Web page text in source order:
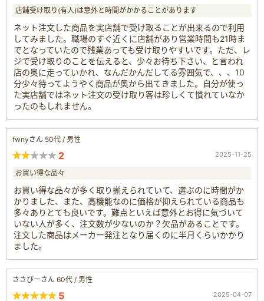
店舗受け取り(有人)は意外と時間がかかることがあります
ネット注文した商品を実店舗で受け取ることが出来るので利用
してみました。職場のすぐ近くに店舗があり営業時間も21時ま
でとなっていたので残業あっても受け取りやすいです。ただ、レ
ジで受け取りのことを伝えると、少々お待ち下さい、と言われ
店の奥に走っていかれ、なんだかんだしてる雰囲気で、、、10
分少々待ってようやく商品が奥から出てきました。自分が使っ
た実店舗ではネット注文の受け取り客は珍しくて慣れていなか
ったのもしれません。
fwnyさん 50代 / 男性
2 2025-11-25
お買い得な品々
お買い得な品々が多く取り揃えられていて、選ぶのに時間がか
かりました、また、高機能なのに価格が抑えられている商品も
多々ありとても良いです。難点といえば意外とお得に気づいて
いない人が多く、注文数が少ないのか？欠品があることです。
注文した商品はメーカー発注となり届くのに半月くらいかかり
ました。
ささぴーさん 60代 / 男性
5 2025-04-07